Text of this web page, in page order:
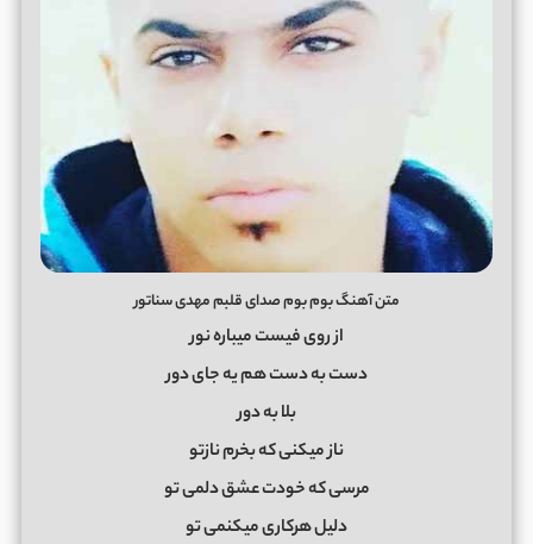
متن آهنگ بوم بوم صدای قلبم مهدی سناتور
از روی فیست میباره نور
دست به دست هم یه جای دور
بلا به دور
ناز میکنی که بخرم نازتو
مرسی که خودت عشق دلمی تو
دلیل هرکاری میکنمی تو